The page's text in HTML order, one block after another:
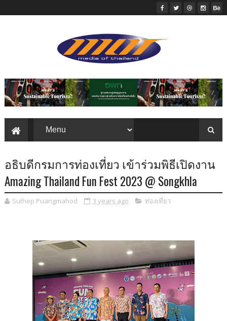
อธิบดีกรมการท่องเที่ยว เข้าร่วมพิธีเปิดงาน
Amazing Thailand Fun Fest 2023 @ Songkhla
Suthep Puangmahod 3 years ago ท่องเที่ยว